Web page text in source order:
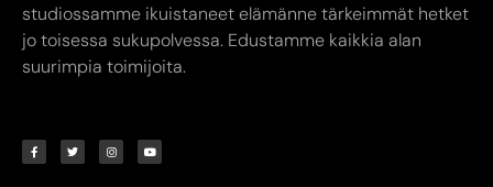
studiossamme ikuistaneet elämänne tärkeimmät hetket
jo toisessa sukupolvessa. Edustamme kaikkia alan
suurimpia toimijoita.